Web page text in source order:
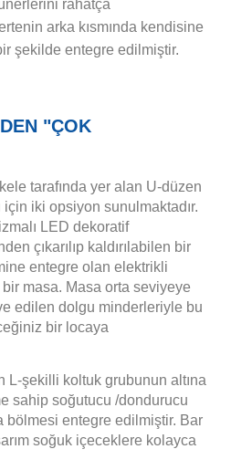
rahatça
arka kısmında kendisine
şekilde entegre edilmiştir.
"ÇOK
tarafında yer alan U-düzen
iki opsiyon sunulmaktadır.
LED dekoratif
çıkarılıp kaldırılabilen bir
entegre olan elektrikli
masa. Masa orta seviyeye
edilen dolgu minderleriyle bu
bir locaya
L-şekilli koltuk grubunun altına
sahip soğutucu /dondurucu
bölmesi entegre edilmiştir. Bar
soğuk içeceklere kolayca